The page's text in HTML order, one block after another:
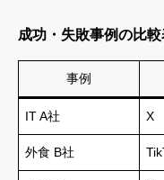
成功・失敗事例の比較
事例
IT A社 X
外食 B社